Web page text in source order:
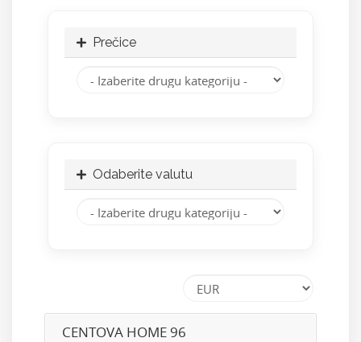
Prečice
Odaberite valutu
CENTOVA HOME 96